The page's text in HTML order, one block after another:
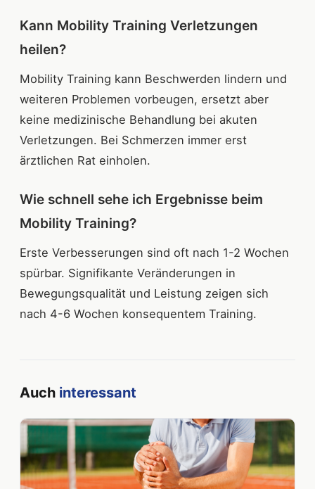
Kann Mobility Training Verletzungen
heilen?
Mobility Training kann Beschwerden lindern und
weiteren Problemen vorbeugen, ersetzt aber
keine medizinische Behandlung bei akuten
Verletzungen. Bei Schmerzen immer erst
ärztlichen Rat einholen.
Wie schnell sehe ich Ergebnisse beim
Mobility Training?
Erste Verbesserungen sind oft nach 1-2 Wochen
spürbar. Signifikante Veränderungen in
Bewegungsqualität und Leistung zeigen sich
nach 4-6 Wochen konsequentem Training.
Auch interessant